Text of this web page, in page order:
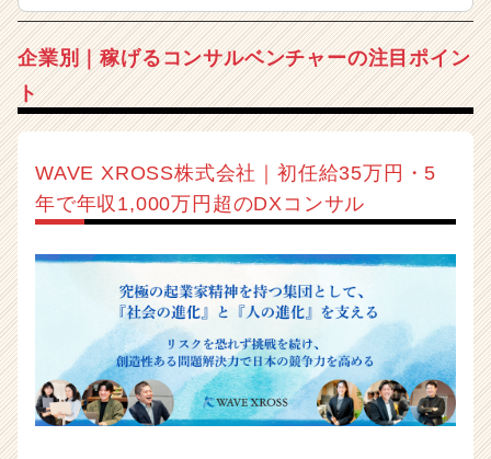
企業別｜稼げるコンサルベンチャーの注目ポイン
ト
WAVE XROSS株式会社｜初任給35万円・5
年で年収1,000万円超のDXコンサル